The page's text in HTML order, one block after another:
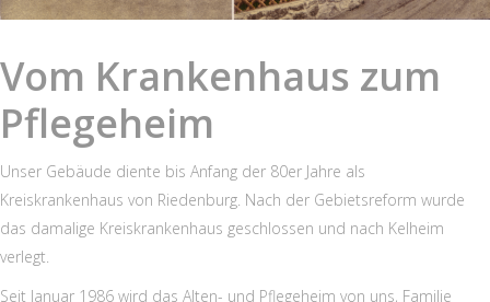
Vom Krankenhaus zum
Pflegeheim
Unser Gebäude diente bis Anfang der 80er Jahre als
Kreiskrankenhaus von Riedenburg. Nach der Gebietsreform wurde
das damalige Kreiskrankenhaus geschlossen und nach Kelheim
verlegt.
Seit Januar 1986 wird das Alten- und Pflegeheim von uns, Familie